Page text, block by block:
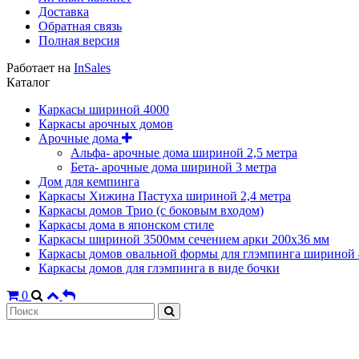
Доставка
Обратная связь
Полная версия
Работает на InSales
Каталог
Каркасы шириной 4000
Каркасы арочных домов
Арочные дома
Альфа- арочные дома шириной 2,5 метра
Бета- арочные дома шириной 3 метра
Дом для кемпинга
Каркасы Хижина Пастуха шириной 2,4 метра
Каркасы домов Трио (с боковым входом)
Каркасы дома в японском стиле
Каркасы шириной 3500мм сечением арки 200х36 мм
Каркасы домов овальной формы для глэмпинга шириной
Каркасы домов для глэмпинга в виде бочки
0